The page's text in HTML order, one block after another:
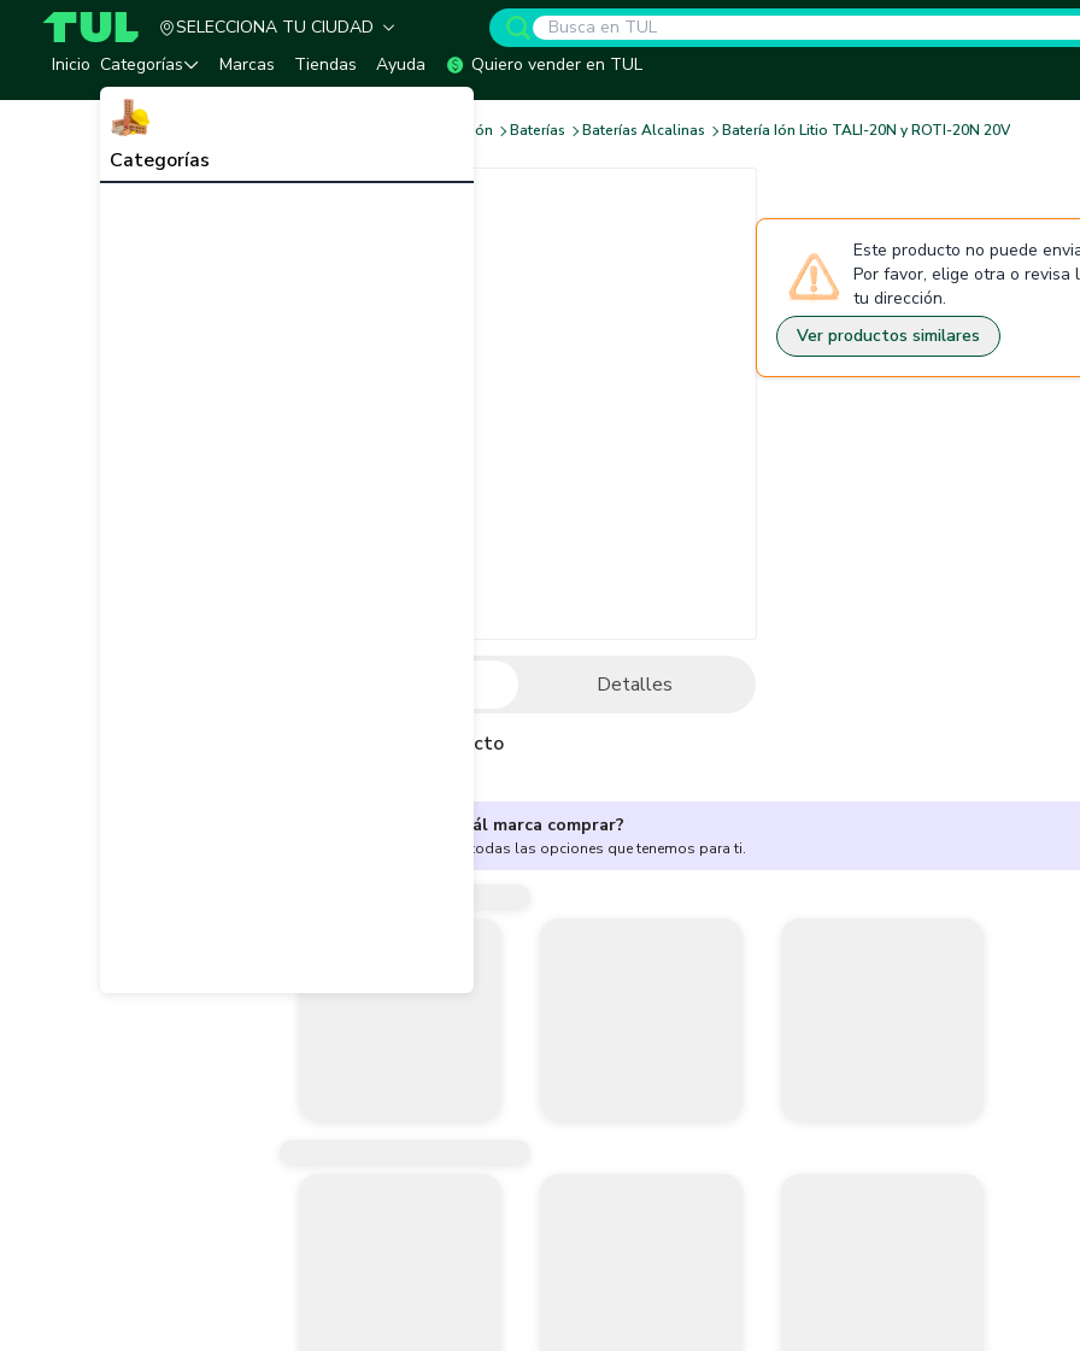
TUL - Tu Marketplace de Construcción
SELECCIONA TU CIUDAD
Inicio Categorías
Categorías
Marcas Tiendas Ayuda Quiero vender en TUL
Sistema Eléctrico e Iluminación Baterías Baterías Alcalinas Batería Ión Litio TALI-20N y ROTI-20N 20V
Detalles
Descripción del producto
Este producto no puede
Por favor, elige otra o revisa
tu dirección.
Ver productos similares
¿No sabes cuál marca comprar?
Encuentra aquí todas las opciones que tenemos para ti.